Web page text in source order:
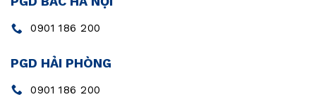
0901 186 200
PGD HẢI PHÒNG
0901 186 200